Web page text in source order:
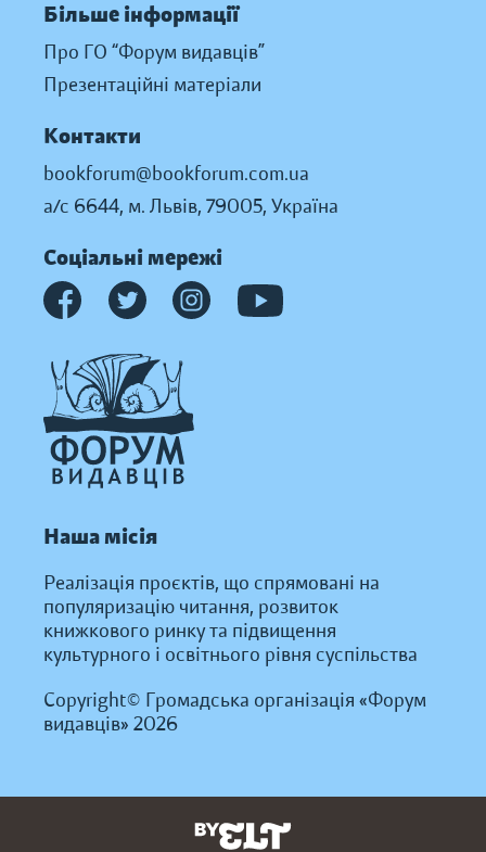
Більше інформації
Про ГО “Форум видавців”
Презентаційні матеріали
Контакти
bookforum@bookforum.com.ua
а/с 6644, м. Львів, 79005, Україна
Соціальні мережі
Наша місія
Реалізація проєктів, що спрямовані на
популяризацію читання, розвиток
книжкового ринку та підвищення
культурного і освітнього рівня суспільства
Copyright© Громадська організація «Форум
видавців» 2026